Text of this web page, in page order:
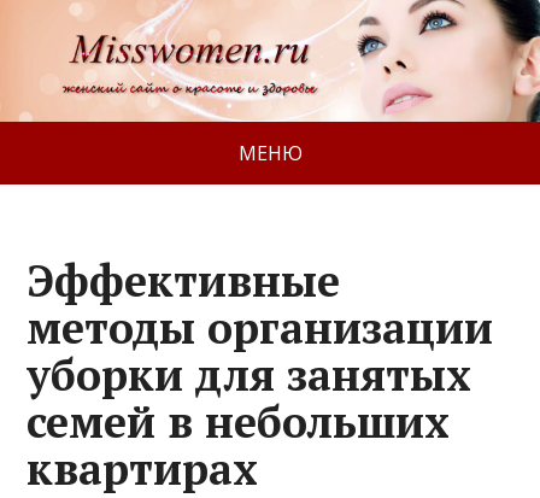
МЕНЮ
Эффективные
методы организации
уборки для занятых
семей в небольших
квартирах